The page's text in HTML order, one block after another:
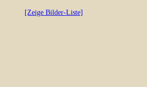
[Zeige Bilder-Liste]